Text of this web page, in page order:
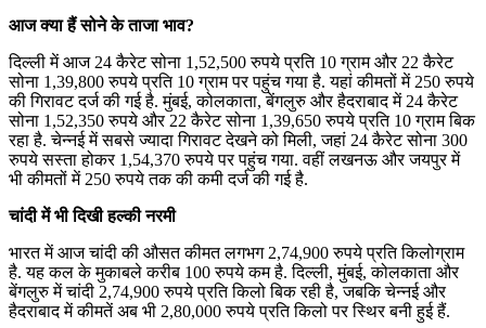
आज क्या हैं सोने के ताजा भाव?
दिल्ली में आज 24 कैरेट सोना 1,52,500 रुपये प्रति 10 ग्राम और 22 कैरेट
सोना 1,39,800 रुपये प्रति 10 ग्राम पर पहुंच गया है. यहां कीमतों में 250 रुपये
की गिरावट दर्ज की गई है. मुंबई, कोलकाता, बेंगलुरु और हैदराबाद में 24 कैरेट
सोना 1,52,350 रुपये और 22 कैरेट सोना 1,39,650 रुपये प्रति 10 ग्राम बिक
रहा है. चेन्नई में सबसे ज्यादा गिरावट देखने को मिली, जहां 24 कैरेट सोना 300
रुपये सस्ता होकर 1,54,370 रुपये पर पहुंच गया. वहीं लखनऊ और जयपुर में
भी कीमतों में 250 रुपये तक की कमी दर्ज की गई है.
चांदी में भी दिखी हल्की नरमी
भारत में आज चांदी की औसत कीमत लगभग 2,74,900 रुपये प्रति किलोग्राम
है. यह कल के मुकाबले करीब 100 रुपये कम है. दिल्ली, मुंबई, कोलकाता और
बेंगलुरु में चांदी 2,74,900 रुपये प्रति किलो बिक रही है, जबकि चेन्नई और
हैदराबाद में कीमतें अब भी 2,80,000 रुपये प्रति किलो पर स्थिर बनी हुई हैं.